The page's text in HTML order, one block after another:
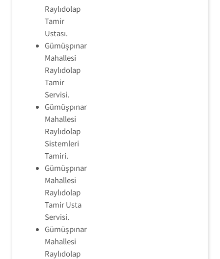
Raylıdolap
Tamir
Ustası.
Gümüşpınar
Mahallesi
Raylıdolap
Tamir
Servisi.
Gümüşpınar
Mahallesi
Raylıdolap
Sistemleri
Tamiri.
Gümüşpınar
Mahallesi
Raylıdolap
Tamir Usta
Servisi.
Gümüşpınar
Mahallesi
Raylıdolap